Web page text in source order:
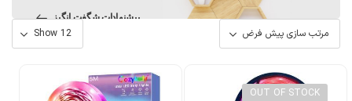
پیشنهادات شگفت انگیز
OUT OF STOCK